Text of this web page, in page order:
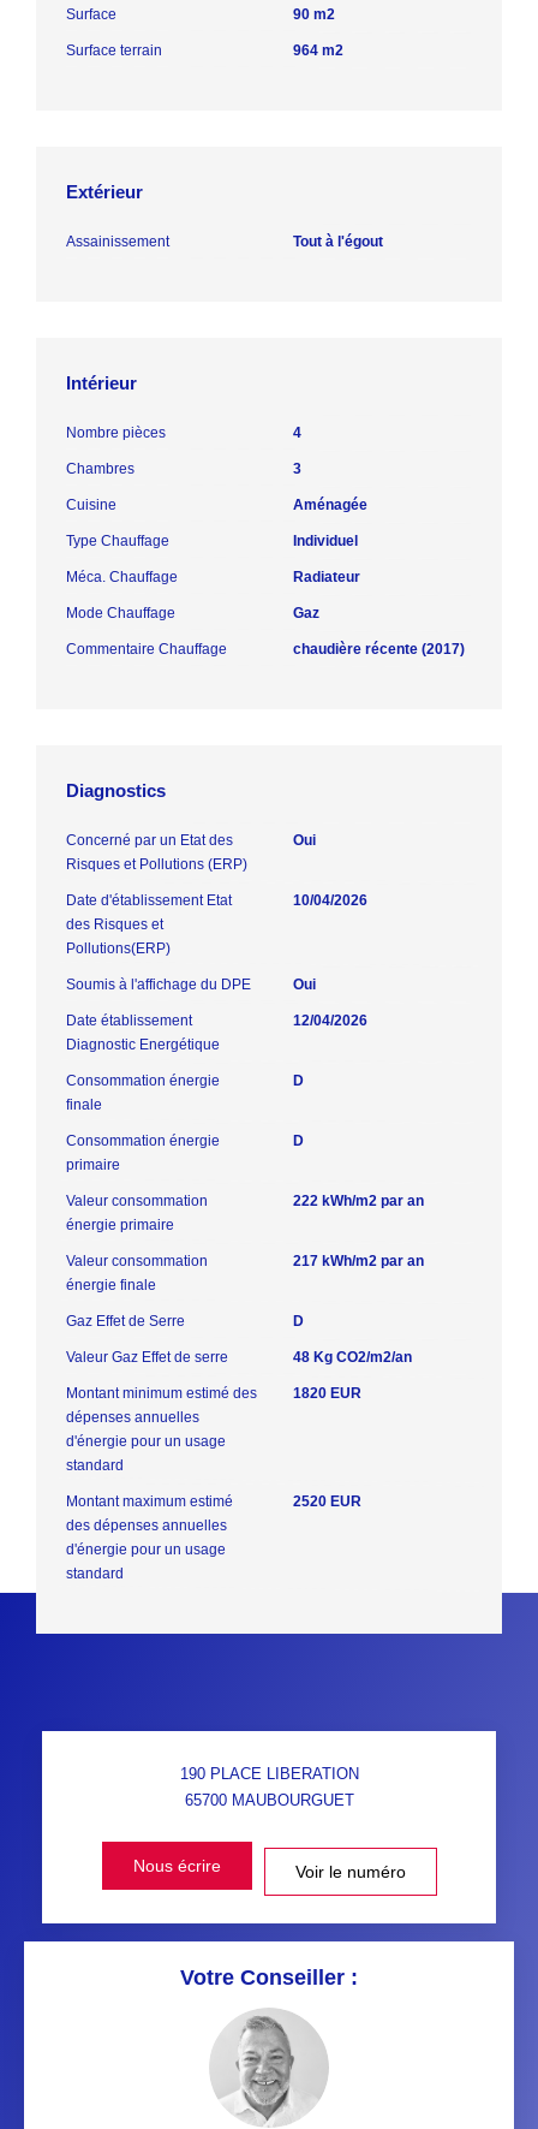
Surface 90 m2
Surface terrain 964 m2
Extérieur
Assainissement Tout à l'égout
Intérieur
Nombre pièces 4
Chambres 3
Cuisine Aménagée
Type Chauffage Individuel
Méca. Chauffage Radiateur
Mode Chauffage Gaz
Commentaire Chauffage chaudière récente (2017)
Diagnostics
Concerné par un Etat des
Risques et Pollutions (ERP)
Oui
Date d'établissement Etat
des Risques et
Pollutions(ERP)
10/04/2026
Soumis à l'affichage du DPE Oui
Date établissement
Diagnostic Energétique
12/04/2026
Consommation énergie
finale
D
Consommation énergie
primaire
D
Valeur consommation
énergie primaire
222 kWh/m2 par an
Valeur consommation
énergie finale
217 kWh/m2 par an
Gaz Effet de Serre D
Valeur Gaz Effet de serre 48 Kg CO2/m2/an
Montant minimum estimé des
dépenses annuelles
d'énergie pour un usage
standard
1820 EUR
Montant maximum estimé
des dépenses annuelles
d'énergie pour un usage
standard
2520 EUR
190 PLACE LIBERATION
65700 MAUBOURGUET
Nous écrire Voir le numéro
Votre Conseiller :